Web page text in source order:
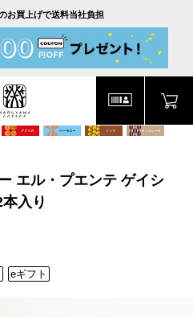
お買上げで送料当社負担
エル・プエンテ ゲイシ
入り
eギフト